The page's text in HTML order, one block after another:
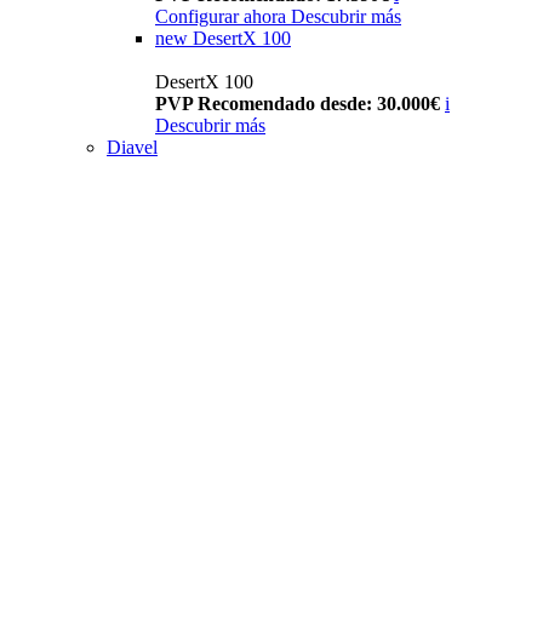
Configurar ahora Descubrir más
new DesertX 100
DesertX 100
PVP Recomendado desde: 30.000€ i
Descubrir más
Diavel